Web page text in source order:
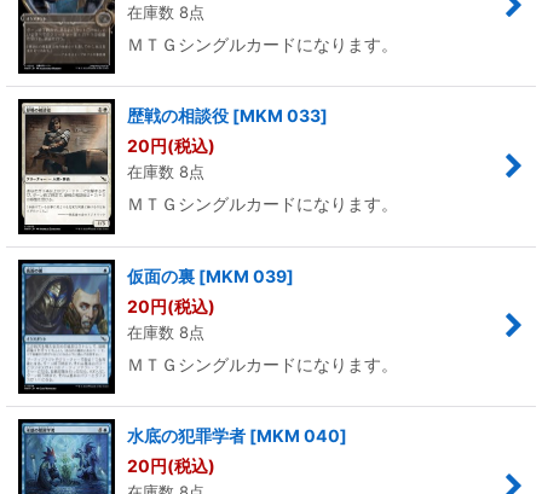
在庫数 8点
ＭＴＧシングルカードになります。
歴戦の相談役 [MKM 033]
20円(税込)
在庫数 8点
ＭＴＧシングルカードになります。
仮面の裏 [MKM 039]
20円(税込)
在庫数 8点
ＭＴＧシングルカードになります。
水底の犯罪学者 [MKM 040]
20円(税込)